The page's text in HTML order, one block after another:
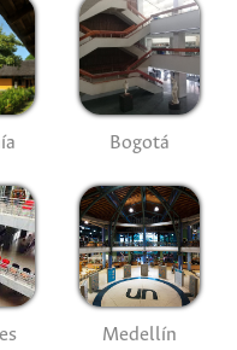
Bogotá
Medellín